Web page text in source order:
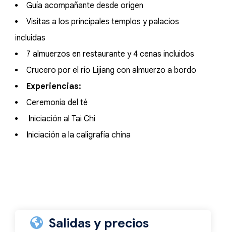
Guía acompañante desde origen
Visitas a los principales templos y palacios
incluidas
7 almuerzos en restaurante y 4 cenas incluidos
Crucero por el río Lijiang con almuerzo a bordo
Experiencias:
Ceremonia del té
Iniciación al Tai Chi
Iniciación a la caligrafía china
Salidas y precios